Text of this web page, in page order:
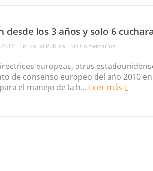
los 3 años y solo 6
En: Salud Pública Sin Comentarios
europeas, otras
de consenso europeo del año 2010
el manejo de la h... Leer más